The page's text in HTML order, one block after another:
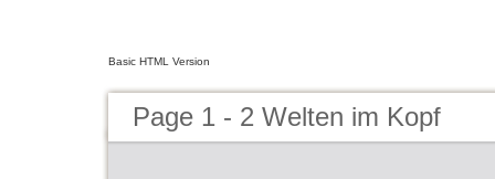
Basic HTML Version
Page 1 - 2 Welten im Kopf